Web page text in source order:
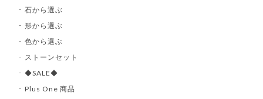
石から選ぶ
形から選ぶ
色から選ぶ
ストーンセット
◆SALE◆
Plus One 商品